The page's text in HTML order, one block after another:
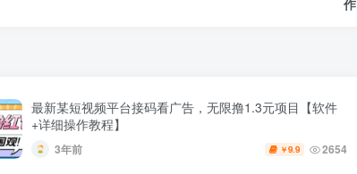
最新某短视频平台接码看广告，无限撸1.3元项目【软件
+详细操作教程】
3年前 ￥9.9 2654